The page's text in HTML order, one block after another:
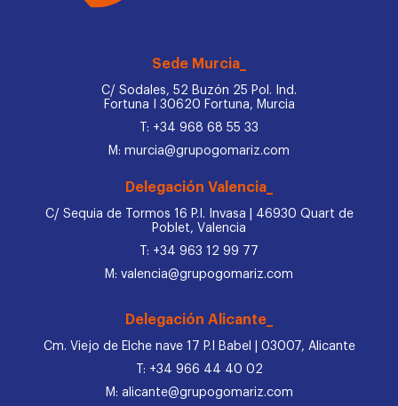
Sede Murcia_
C/ Sodales, 52 Buzón 25 Pol. Ind.
Fortuna I 30620 Fortuna, Murcia
T: +34 968 68 55 33
M: murcia@grupogomariz.com
Delegación Valencia_
C/ Sequia de Tormos 16 P.I. Invasa | 46930 Quart de
Poblet, Valencia
T: +34 963 12 99 77
M: valencia@grupogomariz.com
Delegación Alicante_
Cm. Viejo de Elche nave 17 P.I Babel | 03007, Alicante
T: +34 966 44 40 02
M: alicante@grupogomariz.com